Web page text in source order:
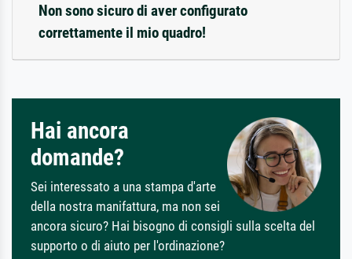
Non sono sicuro di aver configurato
correttamente il mio quadro!
Hai ancora
domande?
Sei interessato a una stampa d'arte
della nostra manifattura, ma non sei
ancora sicuro? Hai bisogno di consigli sulla scelta del
supporto o di aiuto per l'ordinazione?